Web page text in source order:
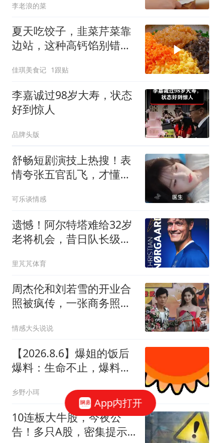
李老浪的菜
夏天吃饺子，韭菜芹菜靠
边站，这种高钙馅别错
佳琪美食记 1跟贴
李嘉诚过98岁大寿，状态
好到惊人
品牌头版
舒畅短剧演技上热搜！表
情夸张五官乱飞，才懂真
可乐谈情感
遗憾！阿尔特塔难给32岁
老将机会，昔日队长级中
里芃芃体育
周杰伦和刘若雪的开业合
照被疯传，一张商务照编
情感大头说说
【2026.8.6】爆姐的饭后
爆料：生命不止，爆料不
乡野小珥
10连板大牛股，今夜公
告！多只A股，密集提示
App内打开